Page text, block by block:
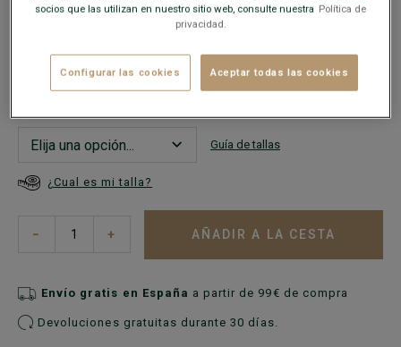
Guía de tallas
¿Cual es mi talla?
− + AÑADIR A LA CESTA
Envío gratis en España a partir de 99€ de compra
Devoluciones gratuitas durante 30 días.
socios que las utilizan en nuestro sitio web, consulte nuestra Política de
privacidad.
Configurar las cookies Aceptar todas las cookies